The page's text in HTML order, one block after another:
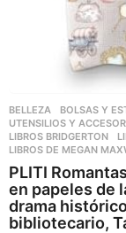
BELLEZA ,BOLSAS Y
UTENSILIOS Y
LIBROS BRIDGERTON
,
LIBROS DE MEGAN
PLITI
en papeles de
drama
bibliotecario,